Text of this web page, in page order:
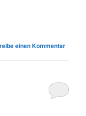
einen Kommentar